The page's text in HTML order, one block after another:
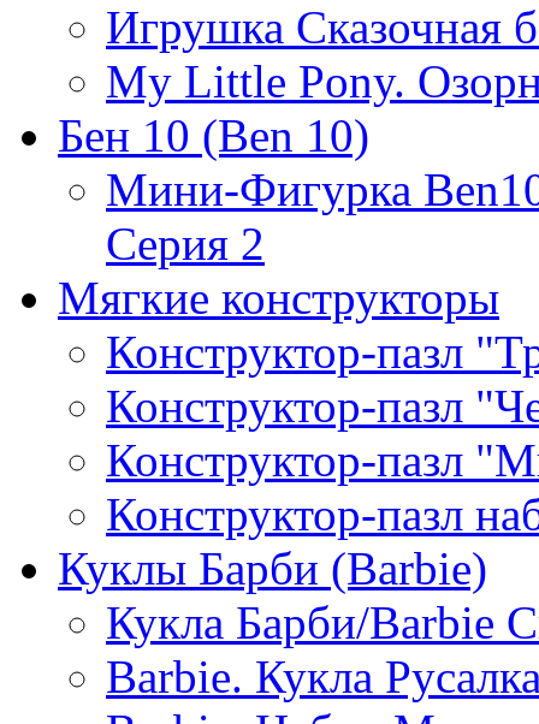
Игрушка Сказочная
My Little Pony.
Бен 10 (Ben 10)
Мини-Фигурка Ben10
Серия 2
Мягкие конструкторы
Конструктор-пазл
Конструктор-пазл
Конструктор-пазл
Конструктор-пазл
Куклы Барби (Barbie)
Кукла Барби/Barbie
Barbie. Кукла